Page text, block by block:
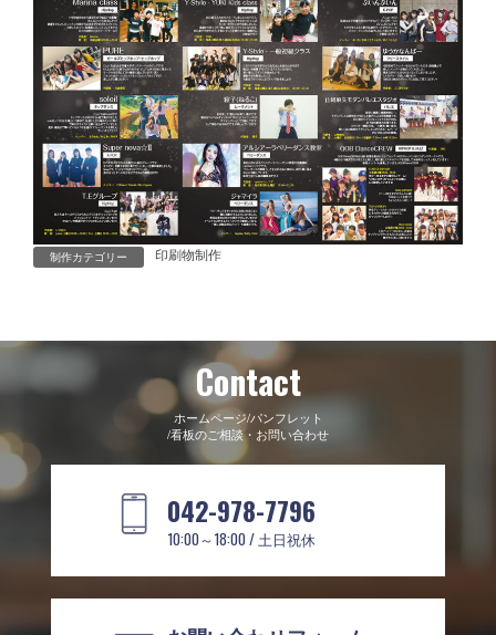
制作カテゴリー 印刷物制作
Contact
ホームページ/パンフレット
/看板のご相談・お問い合わせ
042-978-7796
10:00～18:00 / 土日祝休